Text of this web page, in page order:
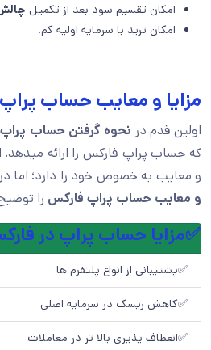
امکان تقسیم سود بعد از تکمیل
امکان ترید با سرمایه اولیه کم.
مزایا و معایب حساب پراپ
اولین قدم در نحوه گرفتن حساب پراپ
که حساب پراپ فارکس را ارائه
و معایب به خصوص خود را دارد؛ اما
و معایب حساب پراپ فارکس را
✅مزایا حساب پراپ در
✅پشتیبانی از انواع پلتفرم ها
✅کاهش ریسک در سرمایه اصلی
✅انعطاف پذیری بالا تر در معاملات